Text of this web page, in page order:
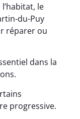
le
du-Puy
réparer ou
dans la
progressive.